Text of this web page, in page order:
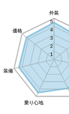
外装
乗り心地
装備
価格
1
2
3
4
5
外装
乗り心地
装備
価格
1
2
3
4
5